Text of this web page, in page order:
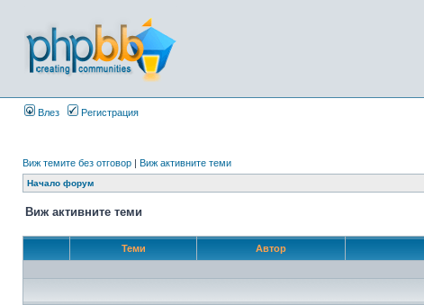
Влез Регистрация
Виж темите без отговор | Виж активните теми
Начало форум
Виж активните теми
Теми Автор